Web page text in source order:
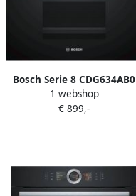
Bosch Serie 8 CDG634AB0
oven Elektrische oven 38 l
Zwart
1 webshop
€ 899,-